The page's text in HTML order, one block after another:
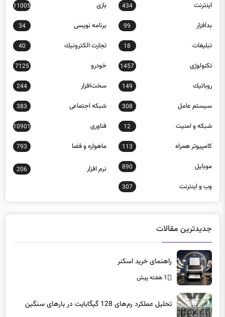
اينترنت 434 بازی 11005
بدافزار 99 برنامه نويسی 34
تبلیغات 18 تجارت الكترونيك 40
تکنولوژی 1457 خودرو 7125
روباتيك 149 سخت‌افزار 244
سيستم عامل 308 شبكه اجتماعی 383
شبكه و امنيت 12 فناوری 10901
كامپيوتر همراه 113 ماهواره و فضا 793
موبايل 890 نرم افزار 206
وب و اينترنت 307
جدیدترین مقالات
راهنمای خرید اسکنر
1 هفته پیش
تحلیل عملکرد رم‌های 128 گیگابایت در بارهای سنگین